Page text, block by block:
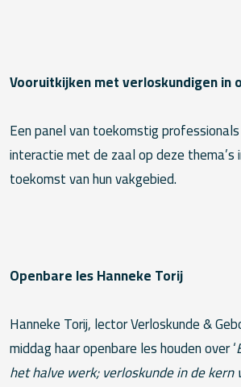
Vooruitkijken met verloskundigen in
Een panel van toekomstig
interactie met de zaal op deze
toekomst van hun vakgebied.
Openbare les Hanneke Torij
Hanneke Torij, lector Verloskunde &
middag haar openbare les houden over ‘
het halve werk; verloskunde in de kern